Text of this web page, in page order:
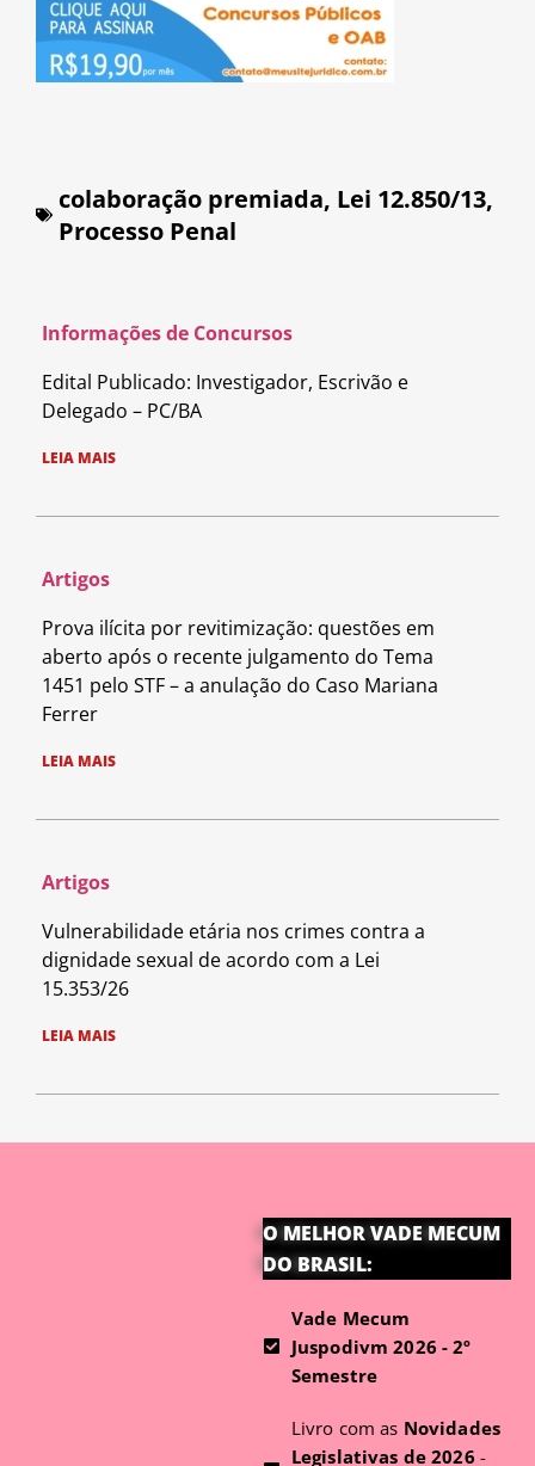
colaboração premiada, Lei 12.850/13,
Processo Penal
Informações de Concursos
Edital Publicado: Investigador, Escrivão e
Delegado – PC/BA
LEIA MAIS
Artigos
Prova ilícita por revitimização: questões em
aberto após o recente julgamento do Tema
1451 pelo STF – a anulação do Caso Mariana
Ferrer
LEIA MAIS
Artigos
Vulnerabilidade etária nos crimes contra a
dignidade sexual de acordo com a Lei
15.353/26
LEIA MAIS
O MELHOR VADE MECUM
DO BRASIL:
Vade Mecum
Juspodivm 2026 - 2º
Semestre
Livro com as Novidades
Legislativas de 2026 -